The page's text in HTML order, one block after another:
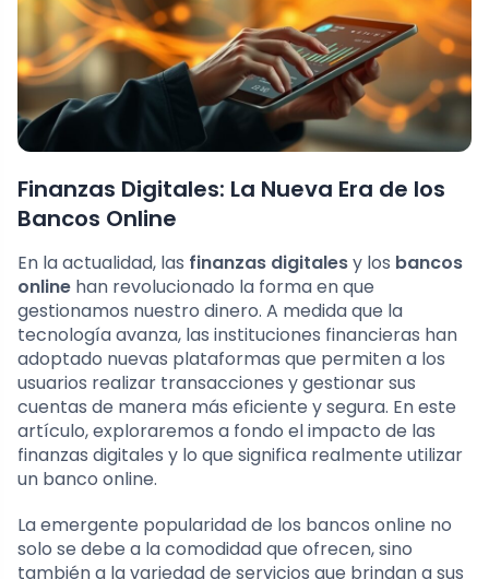
Finanzas Digitales: La Nueva Era de los
Bancos Online
En la actualidad, las finanzas digitalesy los bancos
online han revolucionado la forma en que
gestionamos nuestro dinero. A medida que la
tecnología avanza, las instituciones financieras han
adoptado nuevas plataformas que permiten a los
usuarios realizar transacciones y gestionar sus
cuentas de manera más eficiente y segura. En este
artículo, exploraremos a fondo el impacto de las
finanzas digitales y lo que significa realmente utilizar
un banco online.
La emergente popularidad de los bancos online no
solo se debe a la comodidad que ofrecen, sino
también a la variedad de servicios que brindan a sus